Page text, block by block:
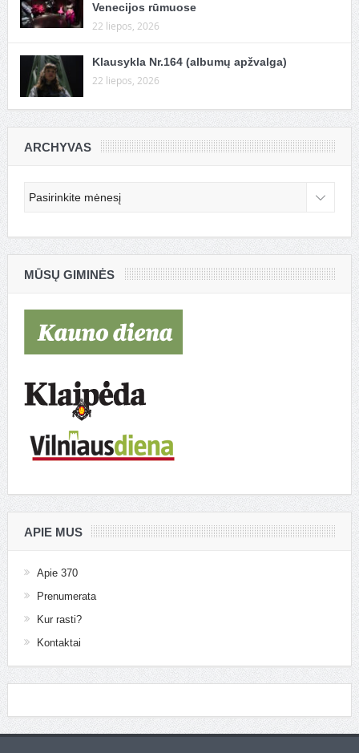
Venecijos rūmuose
22 liepos, 2026
Klausykla Nr.164 (albumų apžvalga)
22 liepos, 2026
ARCHYVAS
MŪSŲ GIMINĖS
APIE MUS
Apie 370
Prenumerata
Kur rasti?
Kontaktai